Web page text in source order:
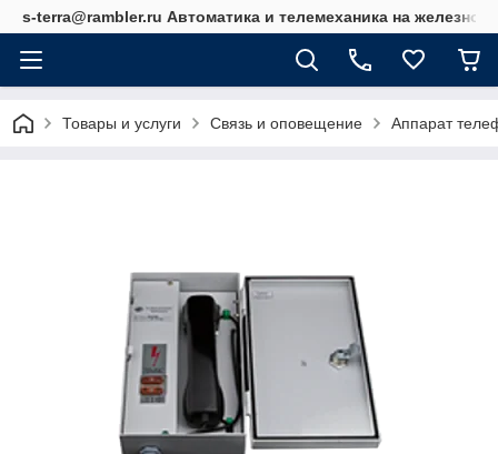
s-terra@rambler.ru Автоматика и телемеханика на
Товары и услуги Связь и оповещение Аппарат